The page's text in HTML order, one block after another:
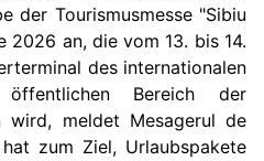
der Tourismusmesse "Sibiu
2026 an, die vom 13. bis 14.
des internationalen
Bereich der
wird, meldet Mesagerul de
zum Ziel, Urlaubspakete